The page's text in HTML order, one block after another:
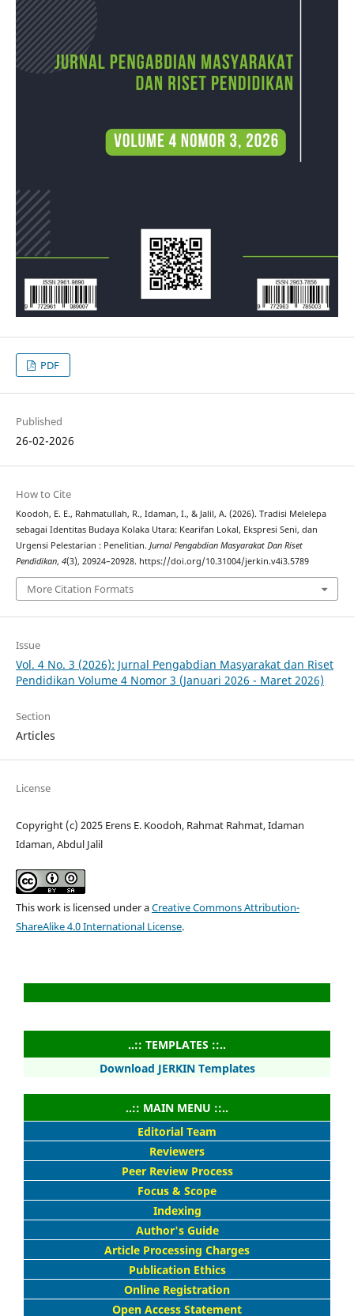
PDF
Published
26-02-2026
How to Cite
Koodoh, E. E., Rahmatullah, R., Idaman, I., & Jalil, A. (2026). Tradisi Melelepa
sebagai Identitas Budaya Kolaka Utara: Kearifan Lokal, Ekspresi Seni, dan
Urgensi Pelestarian : Penelitian. Jurnal Pengabdian Masyarakat Dan Riset
Pendidikan, 4(3), 20924–20928. https://doi.org/10.31004/jerkin.v4i3.5789
More Citation Formats
Issue
Vol. 4 No. 3 (2026): Jurnal Pengabdian Masyarakat dan Riset
Pendidikan Volume 4 Nomor 3 (Januari 2026 - Maret 2026)
Section
Articles
License
Copyright (c) 2025 Erens E. Koodoh, Rahmat Rahmat, Idaman
Idaman, Abdul Jalil
This work is licensed under aCreative Commons Attribution-
ShareAlike 4.0 International License.
..:: TEMPLATES ::..
Download JERKIN Templates
..:: MAIN MENU ::..
Editorial Team
Reviewers
Peer Review Process
Focus & Scope
Indexing
Author's Guide
Article Processing Charges
Publication Ethics
Online Registration
Open Access Statement